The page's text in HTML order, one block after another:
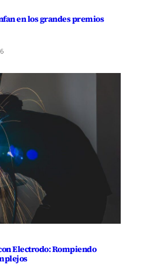
en los grandes premios
Electrodo: Rompiendo